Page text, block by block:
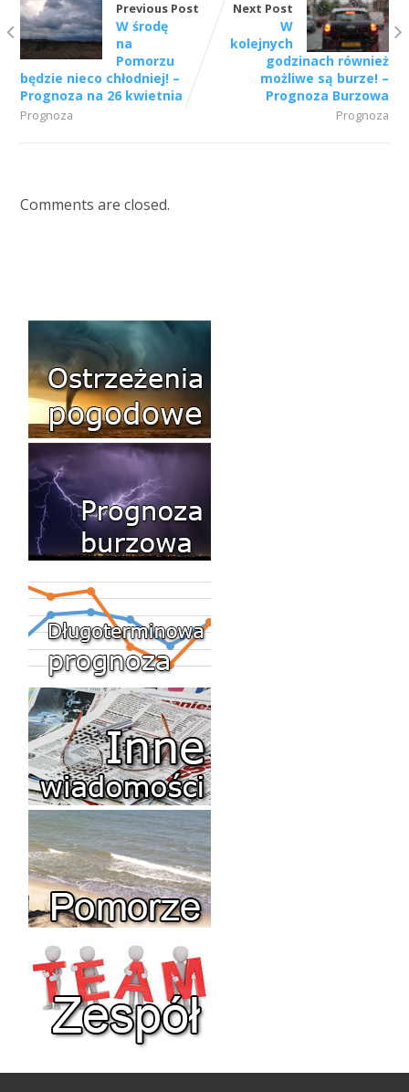
Previous Post
W środę
na
Pomorzu
będzie nieco chłodniej! –
Prognoza na 26 kwietnia
Prognoza
Next Post
W
kolejnych
godzinach również
możliwe są burze! –
Prognoza Burzowa
Prognoza
Comments are closed.